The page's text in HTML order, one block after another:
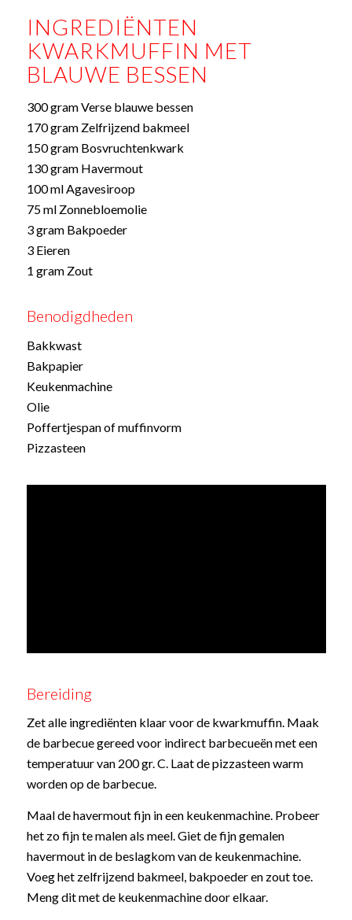
INGREDIËNTEN
KWARKMUFFIN MET
BLAUWE BESSEN
300 gram Verse blauwe bessen
170 gram Zelfrijzend bakmeel
150 gram Bosvruchtenkwark
130 gram Havermout
100 ml Agavesiroop
75 ml Zonnebloemolie
3 gram Bakpoeder
3 Eieren
1 gram Zout
Benodigdheden
Bakkwast
Bakpapier
Keukenmachine
Olie
Poffertjespan of muffinvorm
Pizzasteen
Bereiding
Zet alle ingrediënten klaar voor de kwarkmuffin. Maak
de barbecue gereed voor indirect barbecueën met een
temperatuur van 200 gr. C. Laat de pizzasteen warm
worden op de barbecue.
Maal de havermout fijn in een keukenmachine. Probeer
het zo fijn te malen als meel. Giet de fijn gemalen
havermout in de beslagkom van de keukenmachine.
Voeg het zelfrijzend bakmeel, bakpoeder en zout toe.
Meng dit met de keukenmachine door elkaar.